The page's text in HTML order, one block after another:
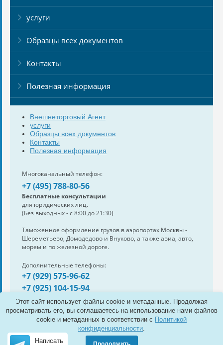
Этот сайт использует файлы cookie и метаданные. Продолжая
просматривать его, вы соглашаетесь на использование нами файлов
cookie и метаданных в соответствии с Политикой
конфиденциальности.
Написать
услуги
Образцы всех документов
Контакты
Полезная информация
Внешнеторговый Агент
услуги
Образцы всех документов
Контакты
Полезная информация
Многоканальный телефон:
+7 (495) 788-80-56
Бесплатные консультации
для юридических лиц.
(Без выходных - с 8:00 до 21:30)
Таможенное оформление грузов в аэропортах Москвы -
Шереметьево, Домодедово и Внуково, а также авиа, авто,
морем и по железной дороге.
Дополнительные телефоны:
+7 (929) 575-96-62
+7 (925) 104-15-94
Также нам можно написать:
e-mail:info@s-standard.ru
Полная версия сайта